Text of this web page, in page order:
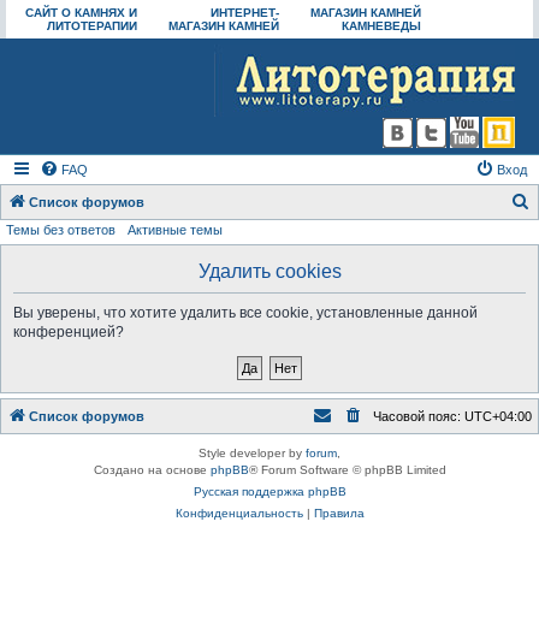
САЙТ О КАМНЯХ И
ЛИТОТЕРАПИИ
ИНТЕРНЕТ-
МАГАЗИН КАМНЕЙ
МАГАЗИН КАМНЕЙ
КАМНЕВЕДЫ
FAQ Вход
Список форумов
Темы без ответов Активные темы
Удалить cookies
Вы уверены, что хотите удалить все cookie, установленные данной
конференцией?
Список форумов Часовой пояс: UTC+04:00
Style developer by forum
Создано на основе phpBB® Forum Software © phpBB Limited
Русская поддержка phpBB
Конфиденциальность| Правила